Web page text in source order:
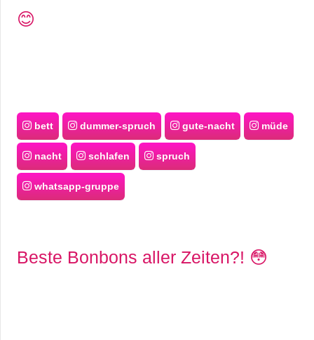
😊
bett dummer-spruch gute-nacht müde
nacht schlafen spruch
whatsapp-gruppe
Beste Bonbons aller Zeiten?! 😳